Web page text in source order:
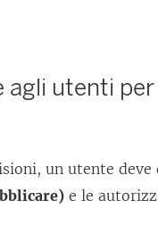
utenti
un utente
e le